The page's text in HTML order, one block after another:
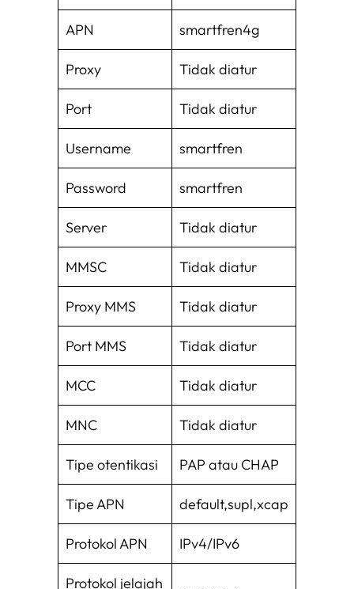
APN smartfren4g
Proxy Tidak diatur
Port Tidak diatur
Username smartfren
Password smartfren
Server Tidak diatur
MMSC Tidak diatur
Proxy MMS Tidak diatur
Port MMS Tidak diatur
MCC Tidak diatur
MNC Tidak diatur
Tipe otentikasi PAP atau CHAP
Tipe APN default,supl,xcap
Protokol APN IPv4/IPv6
Protokol jelajah